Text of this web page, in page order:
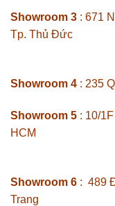
Showroom 3 : 671
Tp. Thủ Đức
Showroom 4 : 235
Showroom 5 : 10/
HCM
Showroom 6 : 489
Trang